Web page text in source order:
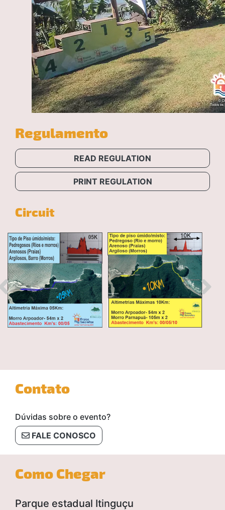
Regulamento
READ REGULATION
PRINT REGULATION
Circuit
Contato
Dúvidas sobre o evento?
FALE CONOSCO
Como Chegar
Parque estadual Itinguçu